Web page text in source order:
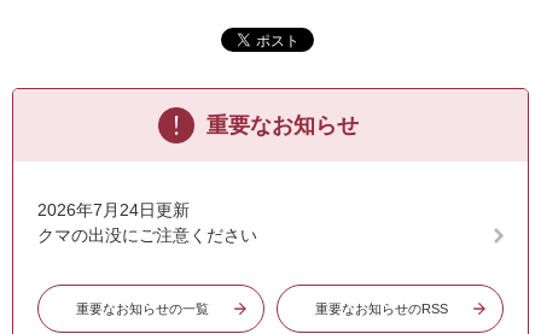
重要なお知らせ
2026年7月24日更新
クマの出没にご注意ください
重要なお知らせの一覧 重要なお知らせのRSS